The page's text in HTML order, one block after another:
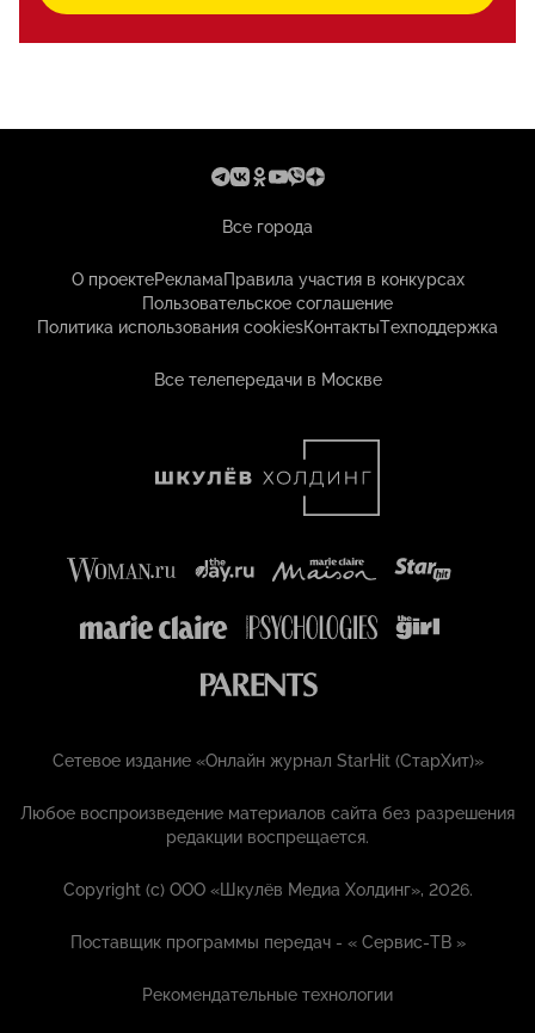
Все города
О проектеРекламаПравила участия в конкурсах
Пользовательское соглашение
Политика использования cookiesКонтактыТехподдержка
Все телепередачи в Москве
Сетевое издание «Онлайн журнал StarHit (СтарХит)»
Любое воспроизведение материалов сайта без разрешения
редакции воспрещается.
Copyright (с) ООО «Шкулёв Медиа Холдинг», 2026.
Поставщик программы передач - «Сервис-ТВ »
Рекомендательные технологии